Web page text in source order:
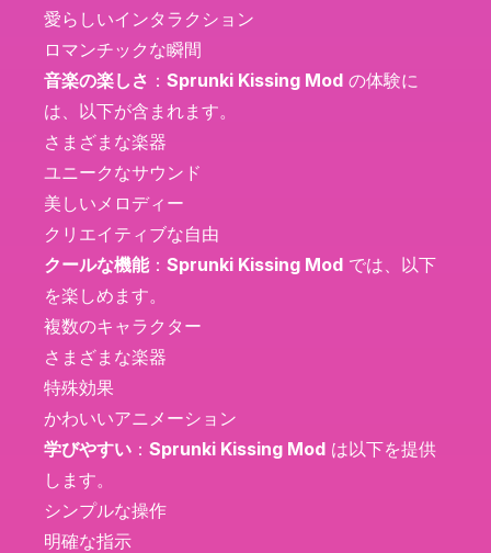
愛らしいインタラクション
ロマンチックな瞬間
音楽の楽しさ ： Sprunki Kissing Mod の体験に
は、以下が含まれます。
さまざまな楽器
ユニークなサウンド
美しいメロディー
クリエイティブな自由
クールな機能： Sprunki Kissing Mod では、以下
を楽しめます。
複数のキャラクター
さまざまな楽器
特殊効果
かわいいアニメーション
学びやすい ： Sprunki Kissing Mod は以下を提供
します。
シンプルな操作
明確な指示